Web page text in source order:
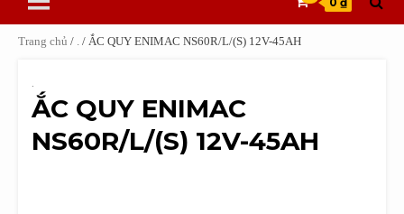
Trang chủ / / ẮC QUY ENIMAC NS60R/L/(S) 12V-45AH
ẮC QUY ENIMAC
NS60R/L/(S) 12V-45AH